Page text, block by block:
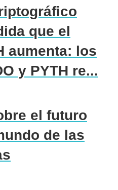
que el
aumenta: los
y PYTH re...
el futuro
de las